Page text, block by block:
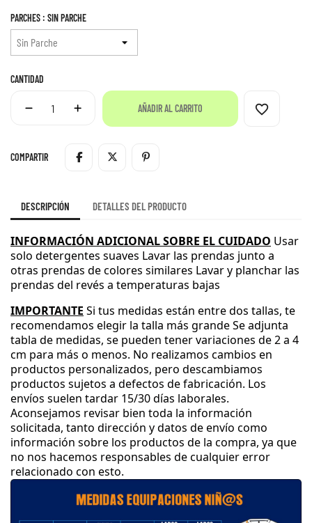
PARCHES : SIN PARCHE
CANTIDAD
AÑADIR AL CARRITO favorite_border
COMPARTIR
DESCRIPCIÓN DETALLES DEL PRODUCTO
INFORMACIÓN ADICIONAL SOBRE EL CUIDADO Usar
solo detergentes suaves Lavar las prendas junto a
otras prendas de colores similares Lavar y planchar las
prendas del revés a temperaturas bajas
IMPORTANTE Si tus medidas están entre dos tallas, te
recomendamos elegir la talla más grandeSe adjunta
tabla de medidas, se pueden tener variaciones de 2 a 4
cm para más o menos. No realizamos cambios en
productos personalizados, pero descambiamos
productos sujetos a defectos de fabricación. Los
envíos suelen tardar 15/30 días laborales.
Aconsejamos revisar bien toda la información
solicitada, tanto dirección y datos de envío como
información sobre los productos de la compra, ya que
no nos hacemos responsables de cualquier error
relacionado con esto.